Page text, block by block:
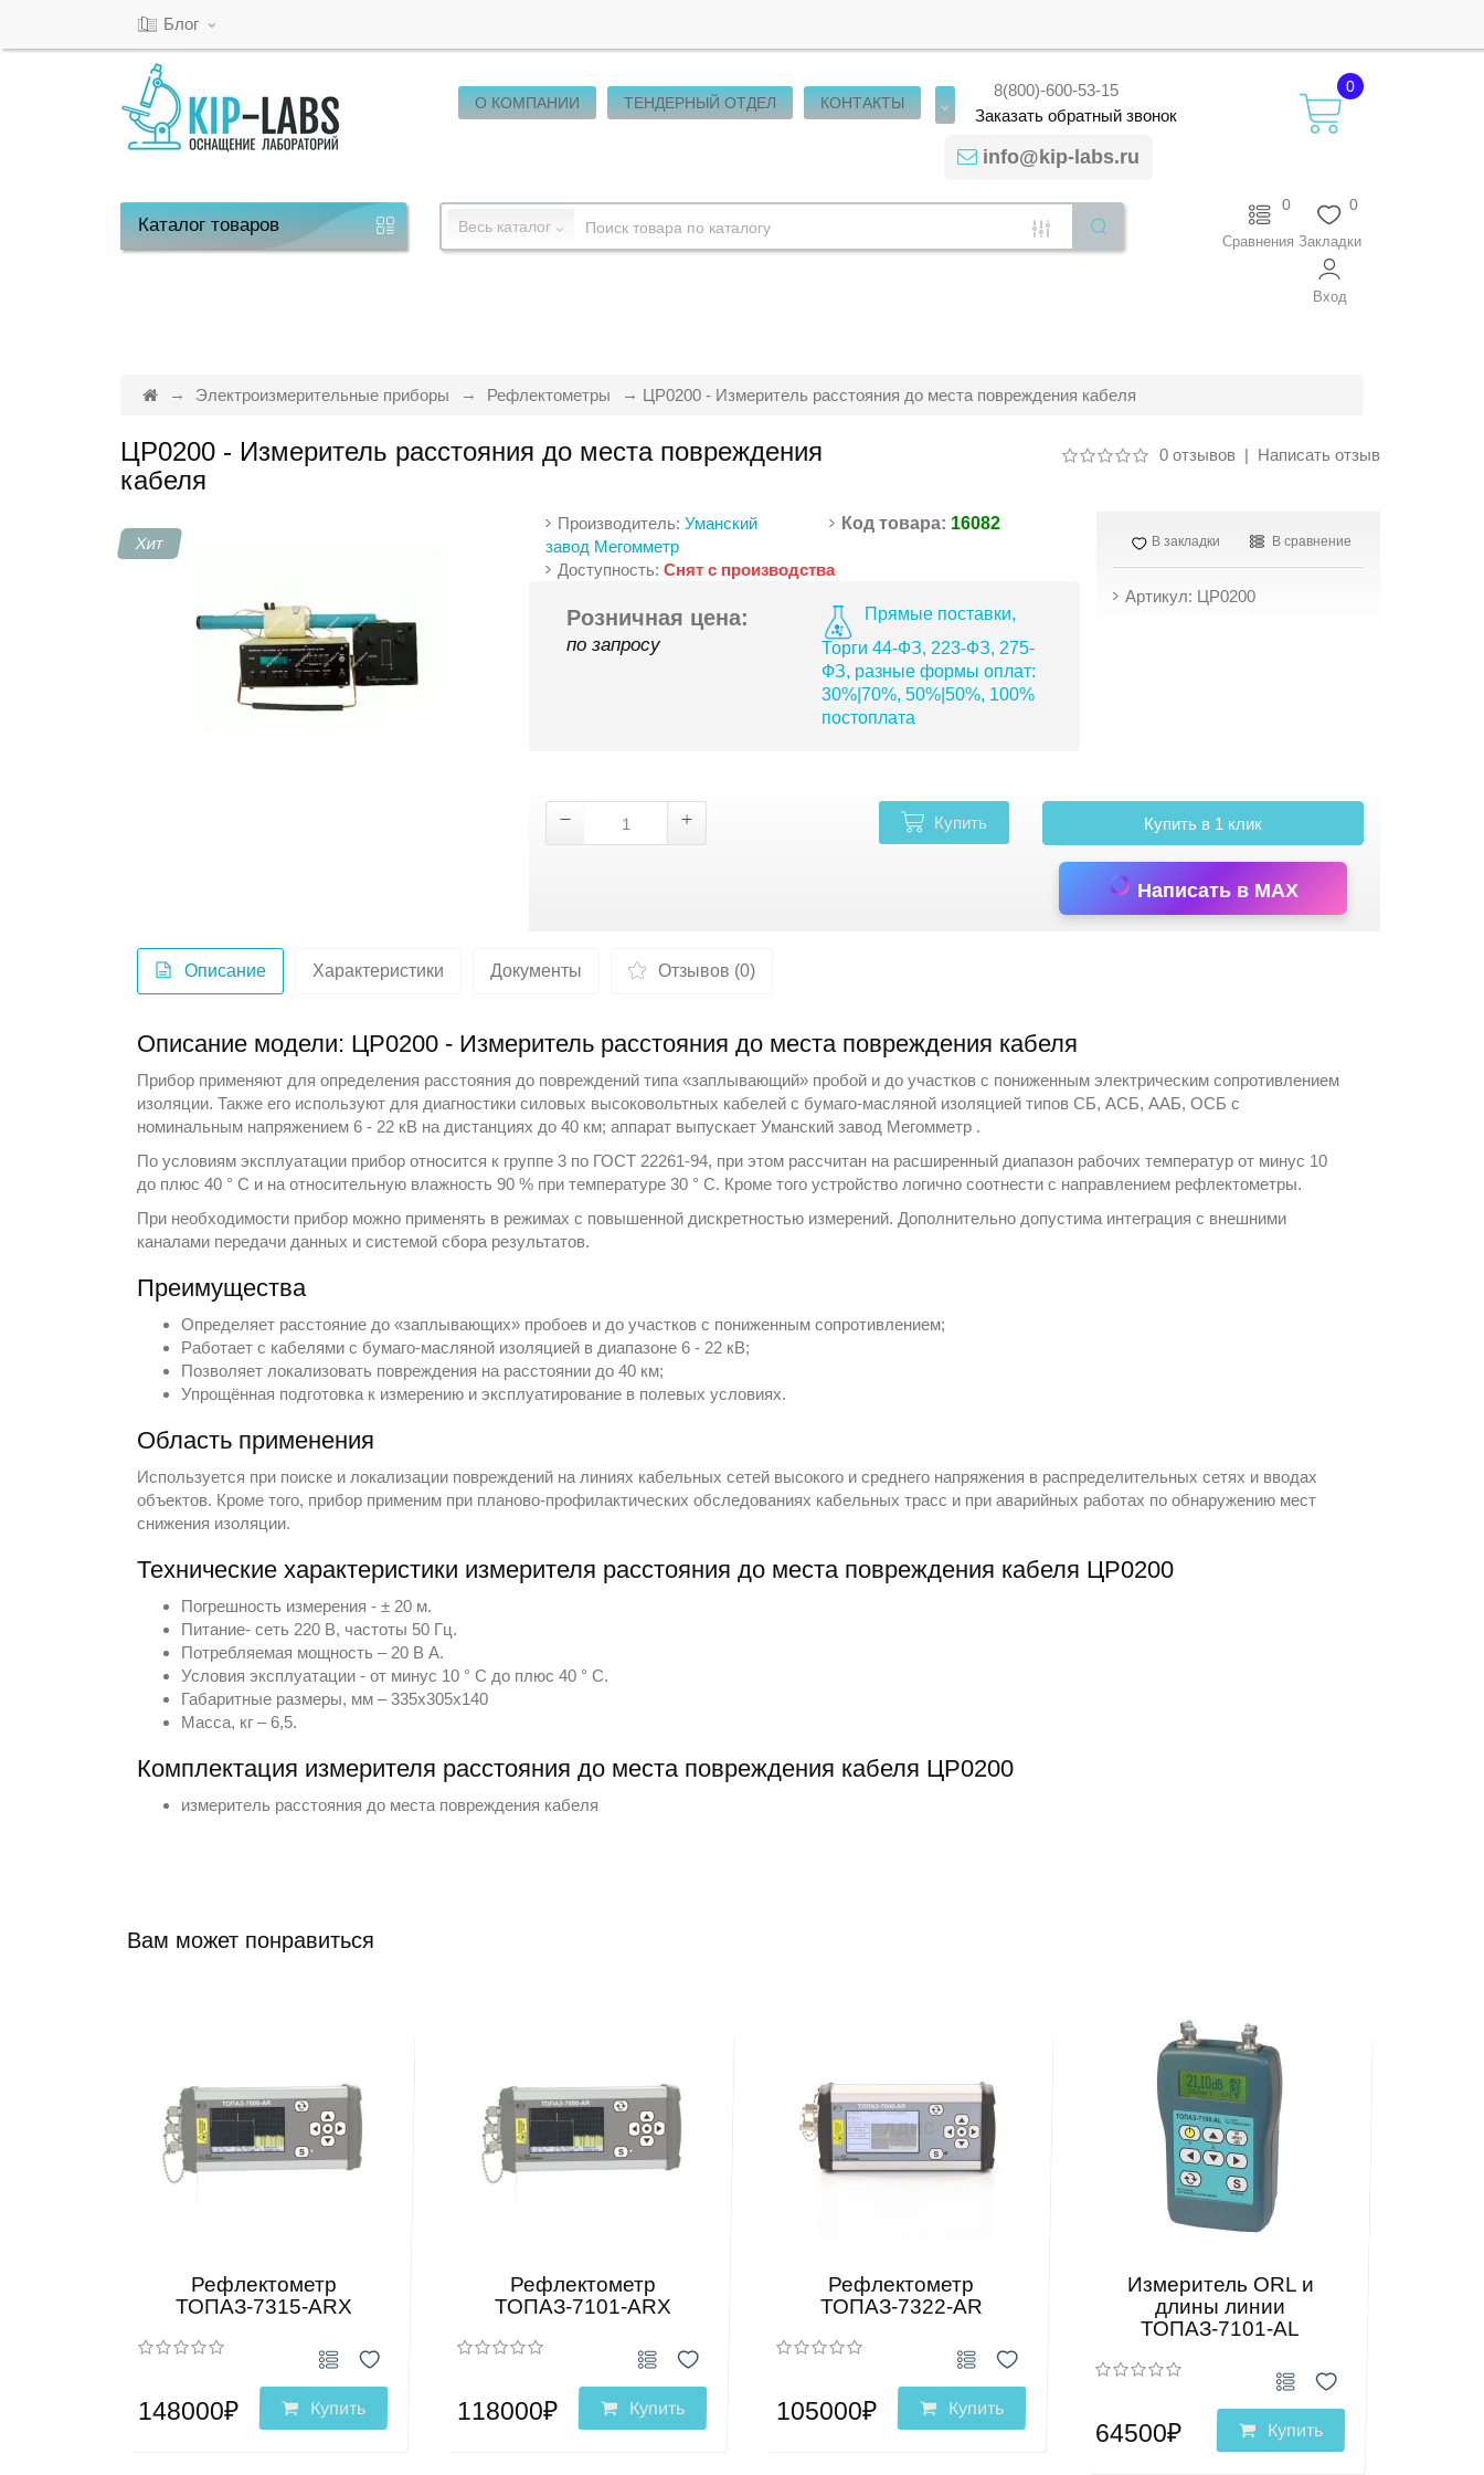
Блог
О КОМПАНИИ ТЕНДЕРНЫЙ ОТДЕЛ КОНТАКТЫ
8(800)-600-53-15
Заказатьобратныйзвонок
info@kip-labs.ru
0
Каталогтоваров Весь каталог
0
Закладки
0
Сравнения
Вход
Электроизмерительные приборы Рефлектометры ЦР0200 - Измеритель расстояния до места повреждения кабеля
ЦР0200 - Измеритель расстояния до места повреждения
кабеля
0 отзывов| Написать отзыв
Хит
Производитель:Уманский
завод Мегомметр
Код товара: 16082
Доступность:Снят с производства
Розничная цена:
по запросу
Прямые поставки,
Торги 44-ФЗ, 223-ФЗ, 275-
ФЗ, разные формы оплат:
30%|70%, 50%|50%, 100%
постоплата
В закладки В сравнение
Артикул: ЦР0200
Купить Купить в 1 клик
Написать в MAX
Описание Характеристики Документы Отзывов (0)
Описание модели: ЦР0200 - Измеритель расстояния до места повреждения кабеля
Прибор применяют для определения расстояния до повреждений типа «заплывающий» пробой и до участков с пониженным электрическим сопротивлением
изоляции. Также его используют для диагностики силовых высоковольтных кабелей с бумаго-масляной изоляцией типов СБ, АСБ, ААБ, ОСБ с
номинальным напряжением 6 - 22 кВ на дистанциях до 40 км; аппарат выпускаетУманский завод Мегомметр .
По условиям эксплуатации прибор относится к группе 3 по ГОСТ 22261-94, при этом рассчитан на расширенный диапазон рабочих температур от минус 10
до плюс 40 ° С и на относительную влажность 90 % при температуре 30 ° С. Кроме того устройство логично соотнести с направлением рефлектометры.
При необходимости прибор можно применять в режимах с повышенной дискретностью измерений. Дополнительно допустима интеграция с внешними
каналами передачи данных и системой сбора результатов.
Преимущества
Определяет расстояние до «заплывающих» пробоев и до участков с пониженным сопротивлением;
Работает с кабелями с бумаго-масляной изоляцией в диапазоне 6 - 22 кВ;
Позволяет локализовать повреждения на расстоянии до 40 км;
Упрощённая подготовка к измерению и эксплуатирование в полевых условиях.
Область применения
Используется при поиске и локализации повреждений на линиях кабельных сетей высокого и среднего напряжения в распределительных сетях и вводах
объектов. Кроме того, прибор применим при планово-профилактических обследованиях кабельных трасс и при аварийных работах по обнаружению мест
снижения изоляции.
Технические характеристики измерителя расстояния до места повреждения кабеля ЦР0200
Погрешность измерения - ± 20 м.
Питание- сеть 220 В, частоты 50 Гц.
Потребляемая мощность – 20 В А.
Условия эксплуатации - от минус 10 ° С до плюс 40 ° С.
Габаритные размеры, мм – 335х305х140
Масса, кг – 6,5.
Комплектация измерителя расстояния до места повреждения кабеля ЦР0200
измеритель расстояния до места повреждения кабеля
Вам может понравиться
Рефлектометр
ТОПАЗ-7315-ARX
148000₽ Купить
Рефлектометр
ТОПАЗ-7101-ARX
118000₽ Купить
Рефлектометр
ТОПАЗ-7322-AR
105000₽ Купить
Измеритель ORL и
длины линии
ТОПАЗ-7101-АL
64500₽ Купить